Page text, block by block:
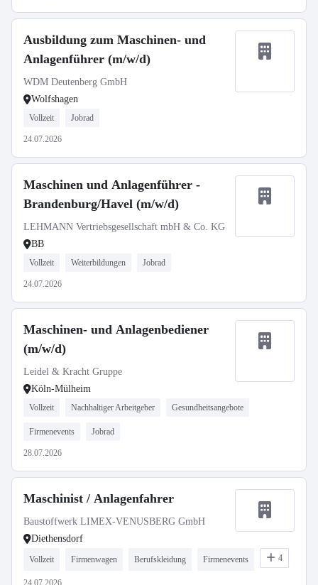
Ausbildung zum Maschinen- und
Anlagenführer (m/w/d)
WDM Deutenberg GmbH
Wolfshagen
Vollzeit Jobrad
24.07.2026
Maschinen und Anlagenführer -
Brandenburg/Havel (m/w/d)
LEHMANN Vertriebsgesellschaft mbH & Co. KG
BB
Vollzeit Weiterbildungen Jobrad
24.07.2026
Maschinen- und Anlagenbediener
(m/w/d)
Leidel & Kracht Gruppe
Köln-Mülheim
Vollzeit Nachhaltiger Arbeitgeber Gesundheitsangebote
Firmenevents Jobrad
28.07.2026
Maschinist / Anlagenfahrer
Baustoffwerk LIMEX-VENUSBERG GmbH
Diethensdorf
Vollzeit Firmenwagen Berufskleidung Firmenevents 4
24.07.2026